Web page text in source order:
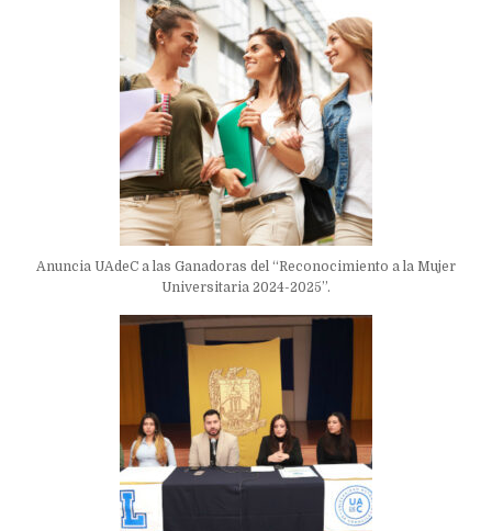
Anuncia UAdeC a las Ganadoras del “Reconocimiento a la Mujer
Universitaria 2024-2025”.